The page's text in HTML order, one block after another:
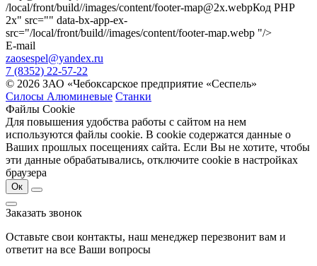
/local/front/build//images/content/footer-map@2x.webpКод PHP
2x" src="" data-bx-app-ex-
src="/local/front/build//images/content/footer-map.webp "/>
E-mail
zaosespel@yandex.ru
7 (8352) 22-57-22
© 2026 ЗАО «Чебоксарское предприятие «Сеспель»
Силосы Алюминевые Станки
Файлы Cookie
Для повышения удобства работы с сайтом на нем
используются файлы cookie. В cookie содержатся данные о
Ваших прошлых посещениях сайта. Если Вы не хотите, чтобы
эти данные обрабатывались, отключите cookie в настройках
браузера
Ок
Заказать звонок
Оставьте свои контакты, наш менеджер перезвонит вам и
ответит на все Ваши вопросы